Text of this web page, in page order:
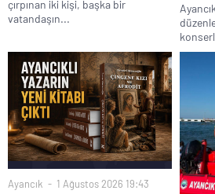
çırpınan iki kişi, başka bir
vatandaşın...
Ayancık 1 Ağustos 2026 19:43